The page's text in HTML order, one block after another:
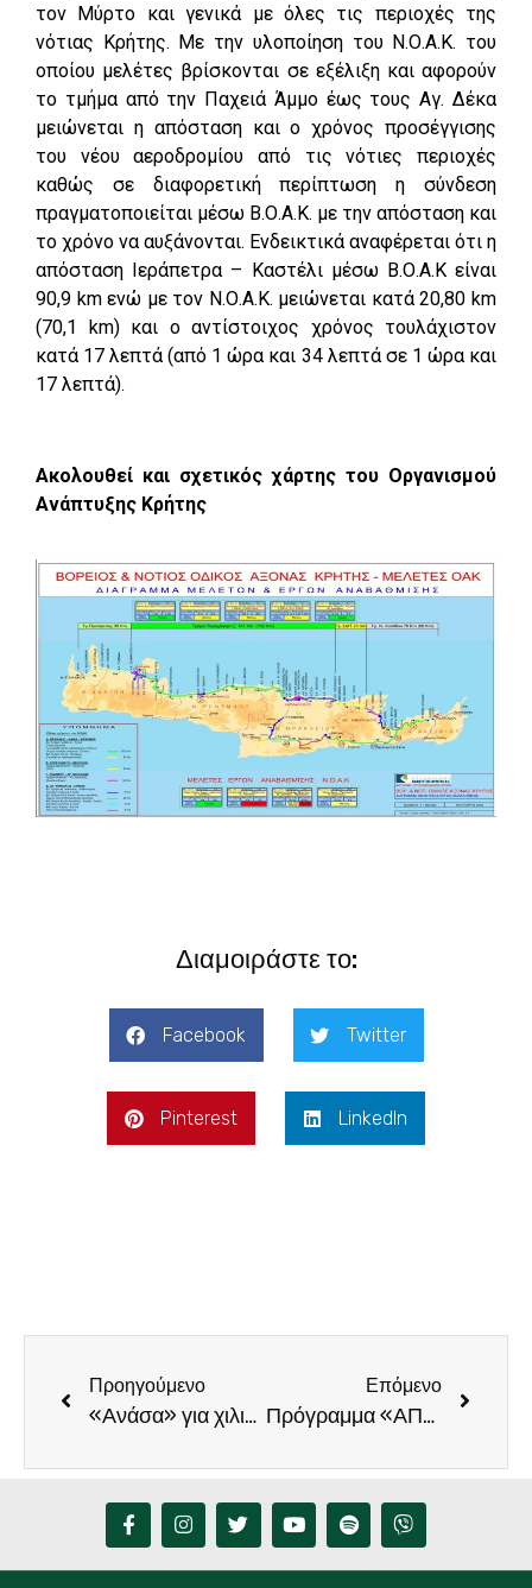
τον Μύρτο και γενικά με όλες τις περιοχές της
νότιας Κρήτης. Με την υλοποίηση του Ν.Ο.Α.Κ. του
οποίου μελέτες βρίσκονται σε εξέλιξη και αφορούν
το τμήμα από την Παχειά Άμμο έως τους Αγ. Δέκα
μειώνεται η απόσταση και ο χρόνος προσέγγισης
του νέου αεροδρομίου από τις νότιες περιοχές
καθώς σε διαφορετική περίπτωση η σύνδεση
πραγματοποιείται μέσω Β.Ο.Α.Κ. με την απόσταση και
το χρόνο να αυξάνονται. Ενδεικτικά αναφέρεται ότι η
απόσταση Ιεράπετρα – Καστέλι μέσω Β.Ο.Α.Κ είναι
90,9 km ενώ με τον Ν.Ο.Α.Κ. μειώνεται κατά 20,80 km
(70,1 km) και ο αντίστοιχος χρόνος τουλάχιστον
κατά 17 λεπτά (από 1 ώρα και 34 λεπτά σε 1 ώρα και
17 λεπτά).
Ακολουθεί και σχετικός χάρτης του Οργανισμού
Ανάπτυξης Κρήτης
Διαμοιράστε το:
Facebook Twitter
Pinterest LinkedIn
Προηγούμενο
«Ανάσα» για χιλιάδες συνταξιούχους, που εξακολουθούν να εργάζονται, η δέσμευση του Υπουργείου Οικονομικών στο Φραγκίσκο Παρασύρη
Επόμενο
Πρόγραμμα «ΑΠΟΛΛΩΝ». Μια ακόμα άστοχη πολιτική για την ενέργεια